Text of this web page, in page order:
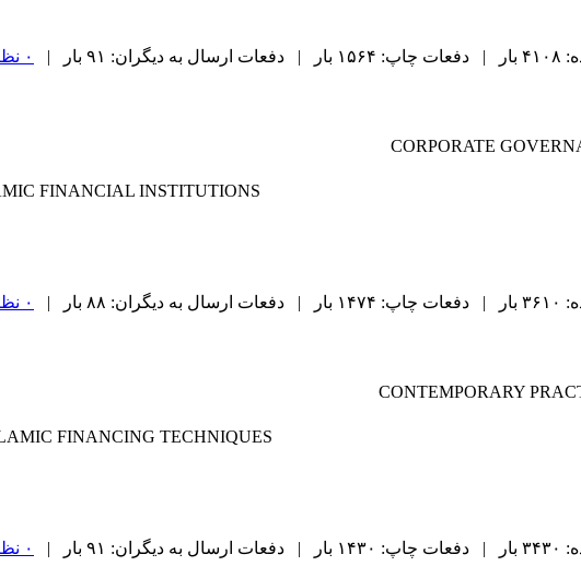
۹۱ بار |
۰ نظر
CORPORATE
FINANCIAL INSTITUTIONS
۸۸ بار |
۰ نظر
CONTEMPORARY
FINANCING TECHNIQUES
۹۱ بار |
۰ نظر